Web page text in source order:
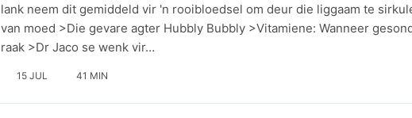
lank neem dit gemiddeld vir 'n rooibloedsel om deur die liggaam te
van moed >Die gevare agter Hubbly Bubbly >Vitamiene: Wanneer
raak >Dr Jaco se wenk vir…
15 JUL 41 MIN